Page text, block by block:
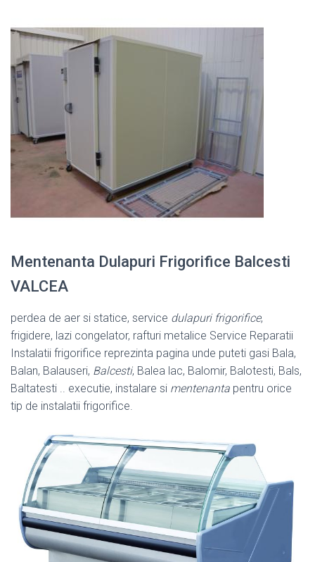
Mentenanta Dulapuri Frigorifice Balcesti
VALCEA
perdea de aer si statice, service dulapuri frigorifice,
frigidere, lazi congelator, rafturi metalice Service Reparatii
Instalatii frigorifice reprezinta pagina unde puteti gasi Bala,
Balan, Balauseri, Balcesti, Balea lac, Balomir, Balotesti, Bals,
Baltatesti .. executie, instalare si mentenanta pentru orice
tip de instalatii frigorifice.